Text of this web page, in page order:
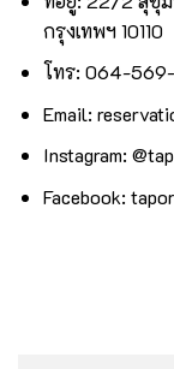
กรุงเทพฯ 10110
โทร: 064-
Email:
Instagram:
Facebook: